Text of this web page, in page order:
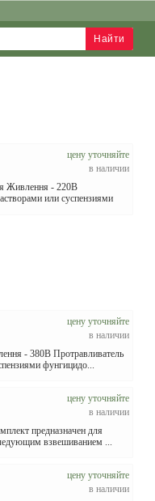
цену уточняйте
в наличии
Живлення - 220В
или суспензиями
цену уточняйте
в наличии
- 380В Протравливатель
фунгицидо...
цену уточняйте
в наличии
предназначен для
взвешиванием ...
цену уточняйте
в наличии